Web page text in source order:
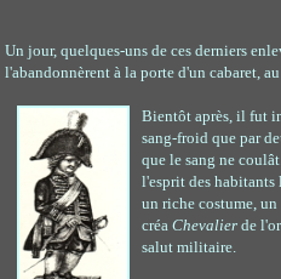
Un jour, quelques-uns de ces derniers
l'abandonnèrent à la porte d'un cabaret,
Bientôt après, il fut
sang-froid que par
que le sang ne
l'esprit des habitants
un riche costume,
créa Chevalier de
salut militaire.